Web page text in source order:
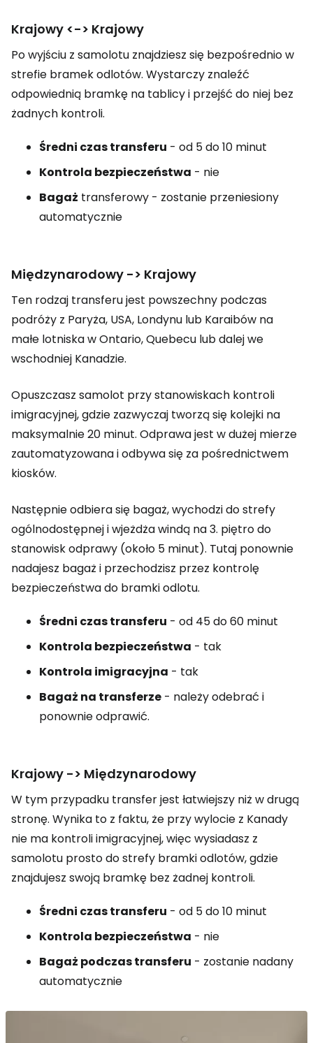
Krajowy <-> Krajowy
Po wyjściu z samolotu znajdziesz się bezpośrednio w
strefie bramek odlotów. Wystarczy znaleźć
odpowiednią bramkę na tablicy i przejść do niej bez
żadnych kontroli.
Średni czas transferu - od 5 do 10 minut
Kontrola bezpieczeństwa - nie
Bagaż transferowy - zostanie przeniesiony
automatycznie
Międzynarodowy -> Krajowy
Ten rodzaj transferu jest powszechny podczas
podróży z Paryża, USA, Londynu lub Karaibów na
małe lotniska w Ontario, Quebecu lub dalej we
wschodniej Kanadzie.
Opuszczasz samolot przy stanowiskach kontroli
imigracyjnej, gdzie zazwyczaj tworzą się kolejki na
maksymalnie 20 minut. Odprawa jest w dużej mierze
zautomatyzowana i odbywa się za pośrednictwem
kiosków.
Następnie odbiera się bagaż, wychodzi do strefy
ogólnodostępnej i wjeżdża windą na 3. piętro do
stanowisk odprawy (około 5 minut). Tutaj ponownie
nadajesz bagaż i przechodzisz przez kontrolę
bezpieczeństwa do bramki odlotu.
Średni czas transferu - od 45 do 60 minut
Kontrola bezpieczeństwa - tak
Kontrola imigracyjna - tak
Bagaż na transferze - należy odebrać i
ponownie odprawić.
Krajowy -> Międzynarodowy
W tym przypadku transfer jest łatwiejszy niż w drugą
stronę. Wynika to z faktu, że przy wylocie z Kanady
nie ma kontroli imigracyjnej, więc wysiadasz z
samolotu prosto do strefy bramki odlotów, gdzie
znajdujesz swoją bramkę bez żadnej kontroli.
Średni czas transferu - od 5 do 10 minut
Kontrola bezpieczeństwa - nie
Bagaż podczas transferu - zostanie nadany
automatycznie